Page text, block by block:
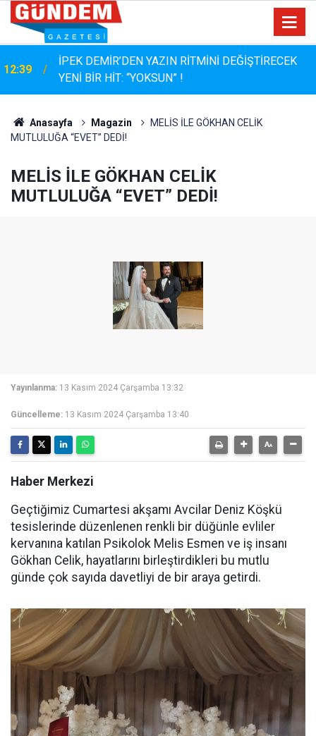
12:04 SGK Borçlarına 72 Aya Kadar Taksit Kolaylığı
Anasayfa Magazin
MELİS İLE GÖKHAN CELİK
MUTLULUĞA “EVET” DEDİ!
MELİS İLE GÖKHAN CELİK
MUTLULUĞA “EVET” DEDİ!
Yayınlanma: 13 Kasım 2024 Çarşamba 13:32
Güncelleme: 13 Kasım 2024 Çarşamba 13:40
Haber Merkezi
Geçtiğimiz Cumartesi akşamı Avcilar Deniz Köşkü
tesislerinde düzenlenen renkli bir düğünle evliler
kervanına katılan Psikolok Melis Esmen ve iş insanı
Gökhan Celik, hayatlarını birleştirdikleri bu mutlu
günde çok sayıda davetliyi de bir araya getirdi.